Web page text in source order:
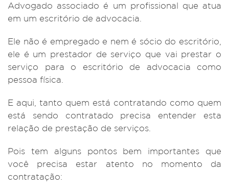
Advogado associado é um profissional que atua
em um escritório de advocacia.
Ele não é empregado e nem é sócio do escritório,
ele é um prestador de serviço que vai prestar o
serviço para o escritório de advocacia como
pessoa física.
E aqui, tanto quem está contratando como quem
está sendo contratado precisa entender esta
relação de prestação de serviços.
Pois tem alguns pontos bem importantes que
você precisa estar atento no momento da
contratação: